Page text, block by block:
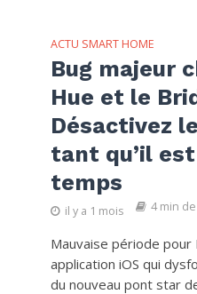
ACTU SMART HOME
Bug majeur
Hue et le
Désactivez
tant qu’il
temps
il y a 1 mois 4 min
Mauvaise période pour
application iOS qui
du nouveau pont star